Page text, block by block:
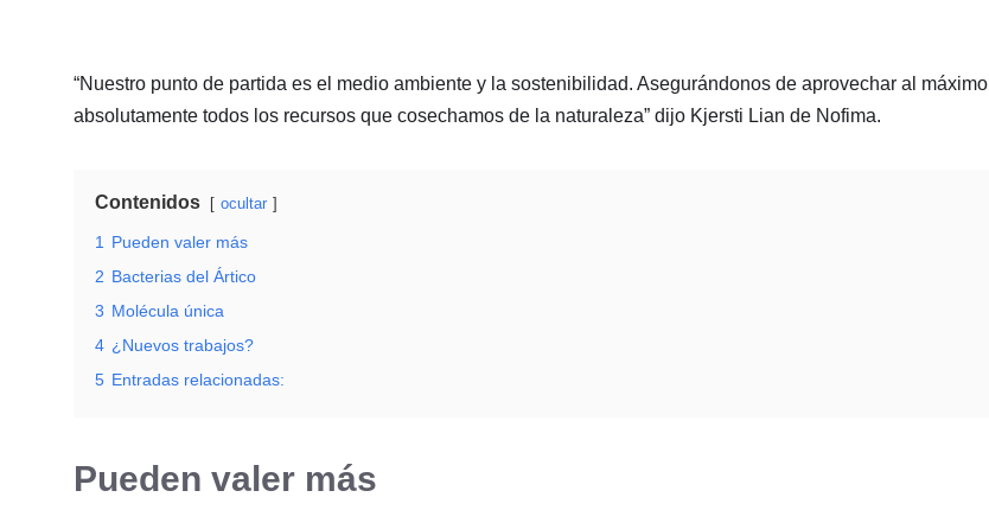
“Nuestro punto de partida es el medio ambiente y la sostenibilidad. Asegurándonos de aprovechar al máximo
absolutamente todos los recursos que cosechamos de la naturaleza” dijo Kjersti Lian de Nofima.
Contenidos ocultar
1
Pueden valer más
2 Bacterias del Ártico
3 Molécula única
4 ¿Nuevos trabajos?
5 Entradas relacionadas:
Pueden valer más